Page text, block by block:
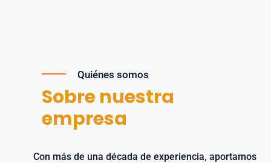
Quiénes somos
Sobre nuestra
empresa
Con más de una década de experiencia, aportamos